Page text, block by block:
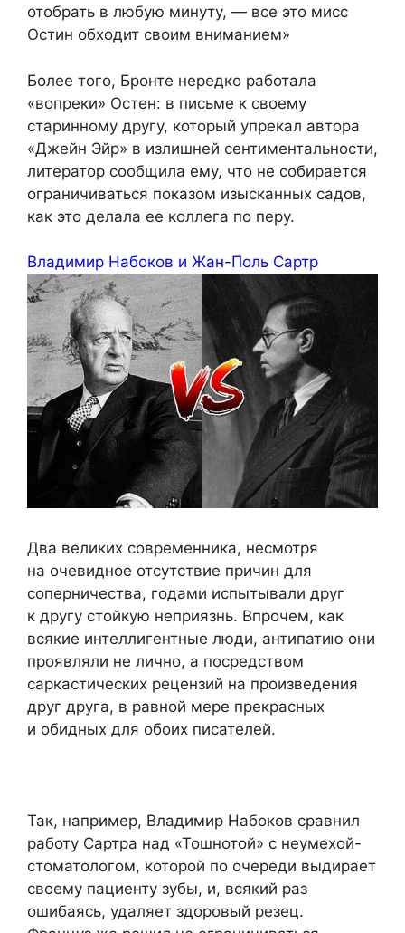
отобрать в любую минуту, — все это мисс
Остин обходит своим вниманием»
Более того, Бронте нередко работала
«вопреки» Остен: в письме к своему
старинному другу, который упрекал автора
«Джейн Эйр» в излишней сентиментальности,
литератор сообщила ему, что не собирается
ограничиваться показом изысканных садов,
как это делала ее коллега по перу.
Владимир Набоков и Жан-Поль Сартр
Два великих современника, несмотря
на очевидное отсутствие причин для
соперничества, годами испытывали друг
к другу стойкую неприязнь. Впрочем, как
всякие интеллигентные люди, антипатию они
проявляли не лично, а посредством
саркастических рецензий на произведения
друг друга, в равной мере прекрасных
и обидных для обоих писателей.
Так, например, Владимир Набоков сравнил
работу Сартра над «Тошнотой» с неумехой-
стоматологом, которой по очереди выдирает
своему пациенту зубы, и, всякий раз
ошибаясь, удаляет здоровый резец.